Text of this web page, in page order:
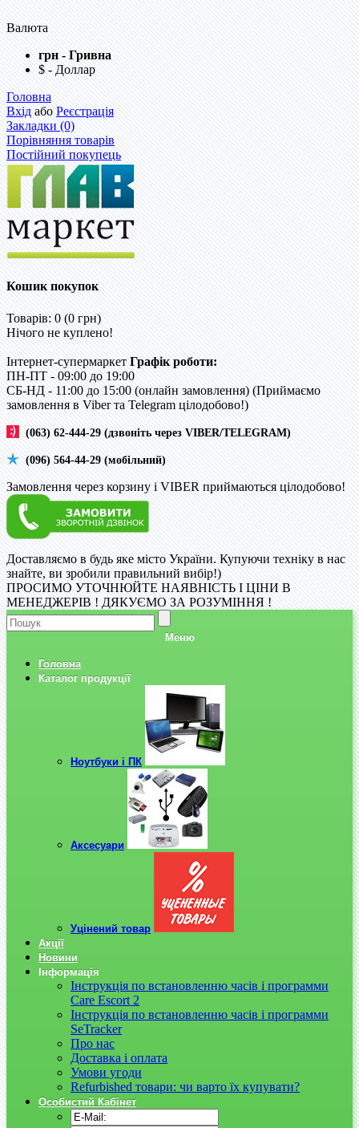
Валюта
грн - Гривна
$ - Доллар
Головна
ВхідабоРеєстрація
Закладки (0)
Порівняння товарів
Постійний покупець
Кошик покупок
Товарів: 0 (0 грн)
Нічого не куплено!
Інтернет-супермаркет Графік роботи:
ПН-ПТ - 09:00 до 19:00
CБ-НД - 11:00 до 15:00 (онлайн замовлення) (Приймаємо
замовлення в Viber та Telegram цілодобово!)
(063) 62-444-29 (дзвоніть через VIBER/TELEGRAM)
(096) 564-44-29 (мобільний)
Замовлення через корзину і VIBER приймаються цілодобово!
Доставляємо в будь яке місто України. Купуючи техніку в нас
знайте, ви зробили правильний вибір!)
ПРОСИМО УТОЧНЮЙТЕ НАЯВНІСТЬ І ЦІНИ В
МЕНЕДЖЕРІВ ! ДЯКУЄМО ЗА РОЗУМІННЯ !
Меню
Головна
Каталог продукції
Ноутбуки і ПК
Аксесуари
Уцінений товар
Акції
Новини
Інформація
Інструкція по встановленню часів і программи
Care Escort 2
Інструкція по встановленню часів і программи
SeTracker
Про нас
Доставка і оплата
Умови угоди
Refurbished товари: чи варто їх купувати?
Особистий Кабінет